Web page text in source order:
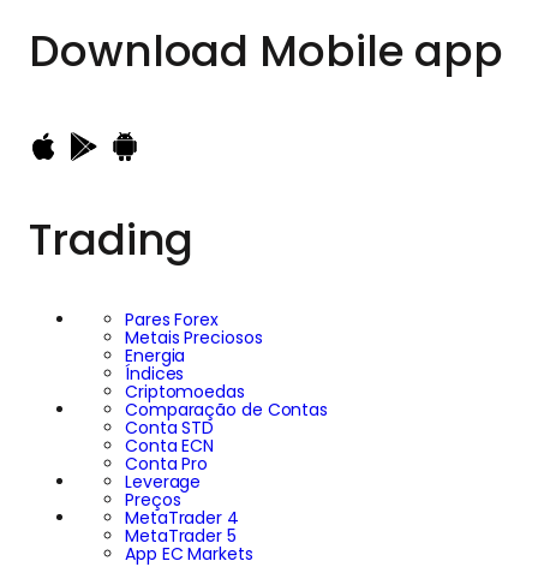
Download Mobile app
Trading
Pares Forex
Metais Preciosos
Energia
Índices
Criptomoedas
Comparação de Contas
Conta STD
Conta ECN
Conta Pro
Leverage
Preços
MetaTrader 4
MetaTrader 5
App EC Markets